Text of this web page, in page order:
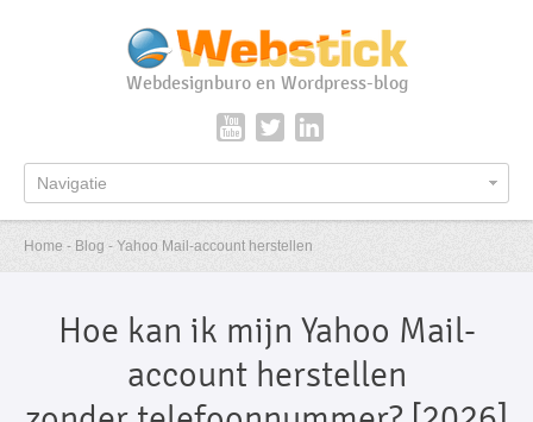
Webdesignburo en Wordpress-blog
Navigatie
Home - Blog - Yahoo Mail-account herstellen
Hoe kan ik mijn Yahoo Mail-
account herstellen